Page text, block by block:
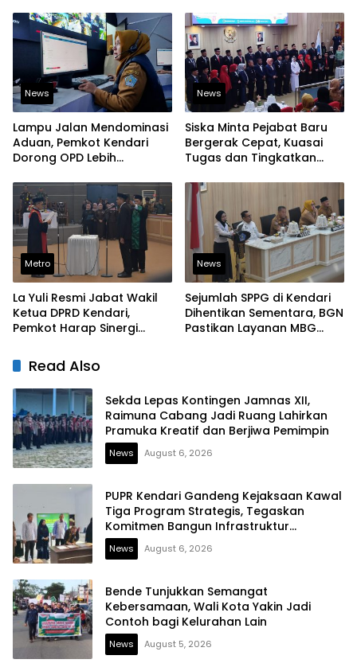
News
Lampu Jalan Mendominasi
Aduan, Pemkot Kendari
Dorong OPD Lebih
Laporan Warga
News
Siska Minta Pejabat Baru
Bergerak Cepat, Kuasai
Tugas dan Tingkatkan
Metro
La Yuli Resmi Jabat Wakil
Ketua DPRD Kendari,
Pemkot Harap Sinergi
Solid
News
Sejumlah SPPG di Kendari
Dihentikan Sementara, BGN
Pastikan Layanan MBG
Read Also
Sekda Lepas Kontingen Jamnas XII,
Raimuna Cabang Jadi Ruang Lahirkan
Pramuka Kreatif dan Berjiwa Pemimpin
News August 6, 2026
PUPR Kendari Gandeng Kejaksaan Kawal
Tiga Program Strategis, Tegaskan
Komitmen Bangun Infrastruktur
Berintegritas
News August 6, 2026
Bende Tunjukkan Semangat
Kebersamaan, Wali Kota Yakin Jadi
Contoh bagi Kelurahan Lain
News August 5, 2026